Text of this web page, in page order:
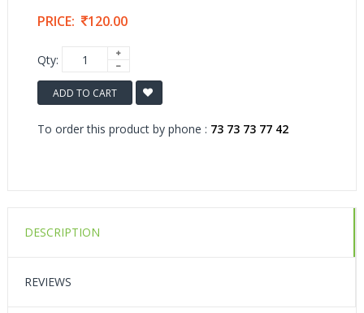
PRICE: 120.00
Qty:
ADD TO CART
To order this product by phone : 73 73 73 77 42
DESCRIPTION
REVIEWS